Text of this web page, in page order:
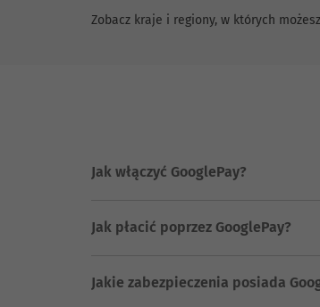
Zobacz kraje i regiony, w których
Jak włączyć GooglePay?
Jak płacić poprzez GooglePay?
Jakie zabezpieczenia posiada